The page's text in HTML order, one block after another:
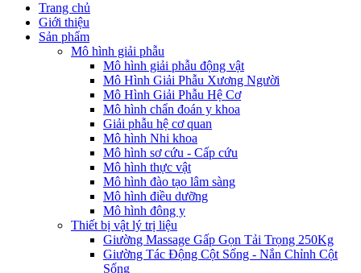
Trang chủ
Giới thiệu
Sản phẩm
Mô hình giải phẫu
Mô hình giải phẫu động vật
Mô Hình Giải Phẫu Xương Người
Mô Hình Giải Phẫu Hệ Cơ
Mô hình chẩn đoán y khoa
Giải phẫu hệ cơ quan
Mô hình Nhi khoa
Mô hình sơ cứu - Cấp cứu
Mô hình thực vật
Mô hình đào tạo lâm sàng
Mô hình điều dưỡng
Mô hình đông y
Thiết bị vật lý trị liệu
Giường Massage Gấp Gọn Tải Trọng 250Kg
Giường Tác Động Cột Sống - Nắn Chỉnh Cột
Sống